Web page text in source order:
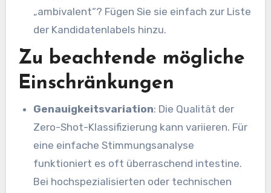
„ambivalent“? Fügen Sie sie einfach zur Liste
der Kandidatenlabels hinzu.
Zu beachtende mögliche
Einschränkungen
Genauigkeitsvariation: Die Qualität der
Zero-Shot-Klassifizierung kann variieren. Für
eine einfache Stimmungsanalyse
funktioniert es oft überraschend intestine.
Bei hochspezialisierten oder technischen